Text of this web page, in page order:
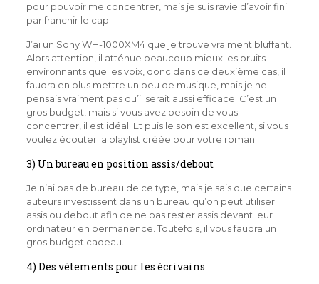
pour pouvoir me concentrer, mais je suis ravie d’avoir fini
par franchir le cap.
J’ai un Sony WH-1000XM4 que je trouve vraiment bluffant.
Alors attention, il atténue beaucoup mieux les bruits
environnants que les voix, donc dans ce deuxième cas, il
faudra en plus mettre un peu de musique, mais je ne
pensais vraiment pas qu’il serait aussi efficace. C’est un
gros budget, mais si vous avez besoin de vous
concentrer, il est idéal. Et puis le son est excellent, si vous
voulez écouter la playlist créée pour votre roman.
3) Un bureau en position assis/debout
Je n’ai pas de bureau de ce type, mais je sais que certains
auteurs investissent dans un bureau qu’on peut utiliser
assis ou debout afin de ne pas rester assis devant leur
ordinateur en permanence. Toutefois, il vous faudra un
gros budget cadeau.
4) Des vêtements pour les écrivains